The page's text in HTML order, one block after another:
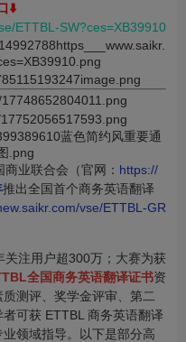
⬇️
ETTBL-SW?ces=XB39910
业联合会（官网： https://
推出全国首个商务英语翻译
vse/ETTBL-GR
注用户超300万；大赛为获
全国商务英语翻译证书资
测评、奖学金评审、第二
者可获 ETTBL 商务英语翻译
领域指导。以下是部分高